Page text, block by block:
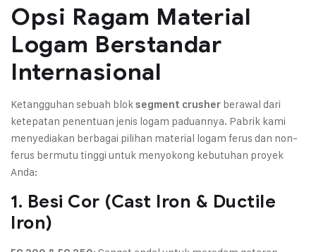
Opsi Ragam Material
Logam Berstandar
Internasional
Ketangguhan sebuah bloksegment crusher berawal dari
ketepatan penentuan jenis logam paduannya. Pabrik kami
menyediakan berbagai pilihan material logam ferus dan non-
ferus bermutu tinggi untuk menyokong kebutuhan proyek
Anda:
1. Besi Cor (Cast Iron & Ductile
Iron)